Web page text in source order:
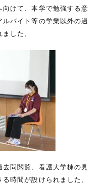
けて、本学で勉強する意
バイト等の学業以外の過
した。
問閲覧、看護大学棟の見
時間が設けられました。